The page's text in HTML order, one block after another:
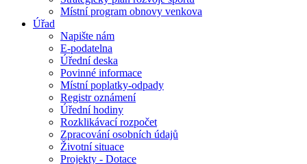
Místní program obnovy venkova
Úřad
Napište nám
E-podatelna
Úřední deska
Povinné informace
Místní poplatky-odpady
Registr oznámení
Úřední hodiny
Rozklikávací rozpočet
Zpracování osobních údajů
Životní situace
Projekty - Dotace